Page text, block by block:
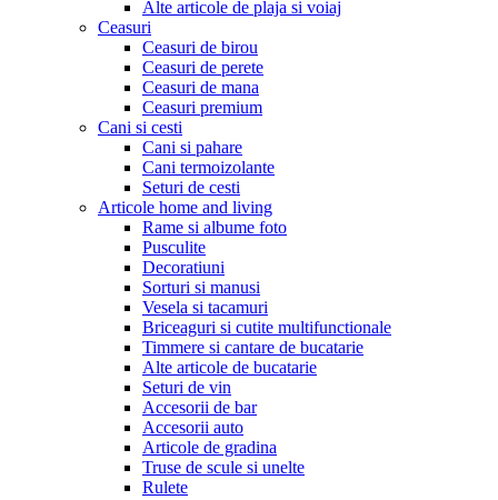
Alte articole de plaja si voiaj
Ceasuri
Ceasuri de birou
Ceasuri de perete
Ceasuri de mana
Ceasuri premium
Cani si cesti
Cani si pahare
Cani termoizolante
Seturi de cesti
Articole home and living
Rame si albume foto
Pusculite
Decoratiuni
Sorturi si manusi
Vesela si tacamuri
Briceaguri si cutite multifunctionale
Timmere si cantare de bucatarie
Alte articole de bucatarie
Seturi de vin
Accesorii de bar
Accesorii auto
Articole de gradina
Truse de scule si unelte
Rulete